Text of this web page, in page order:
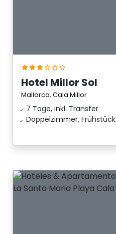
Hotel Millor Sol
Mallorca, Cala Millor
7 Tage, inkl. Transfer
Doppelzimmer, Frühstück